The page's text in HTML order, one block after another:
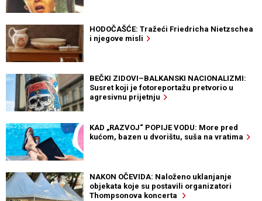
HODOČAŠĆE: Tražeći Friedricha Nietzschea
i njegove misli
BEČKI ZIDOVI–BALKANSKI NACIONALIZMI:
Susret koji je fotoreportažu pretvorio u
agresivnu prijetnju
KAD „RAZVOJ“ POPIJE VODU: More pred
kućom, bazen u dvorištu, suša na vratima
NAKON OČEVIDA: Naloženo uklanjanje
objekata koje su postavili organizatori
Thompsonova koncerta